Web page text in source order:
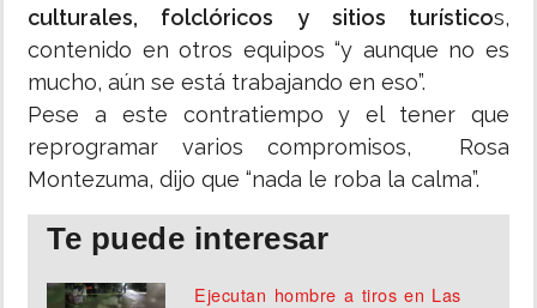
culturales, folclóricos y sitios turísticos,
contenido en otros equipos “y aunque no es
mucho, aún se está trabajando en eso”.
Pese a este contratiempo y el tener que
reprogramar varios compromisos, Rosa
Montezuma, dijo que “nada le roba la calma”.
Te puede interesar
Ejecutan hombre a tiros en Las